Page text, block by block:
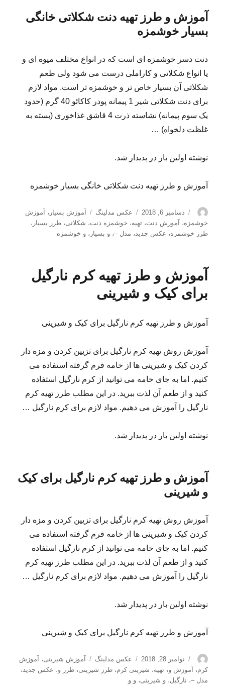
آموزش و طرز تهیه دنت شکلاتی خانگی
بسیار خوشمزه
دنت دسر خوشمزه ای است که در انواع مختلف میوه ای و
یا انواع شکلاتی و کاراملی درست می شود ولی طعم
شکلاتی آن بسیار خاص تر و خوشمزه تر است. مواد لازم
برای دنت شکلاتی شیر 1 پیمانه پودر کاکائو 40 گرم (حدود
یک سوم پیمانه) نشاسته ذرت 4 قاشق غذاخوری (بسته به
غلظت دلخواه) …
نوشته اولین بار در پدیدار شد.
آموزش و طرز تهیه دنت شکلاتی خانگی بسیار خوشمزه
نویسنده
ارسال
شده
در
دسامبر 6, 2018 دسته‌ها
عکس مدلینگ برچسب‌ها
آموزش بسیار ،
آموزش
خوشمزه، آموزش دنت،تهیه، خوشمزه دنت، شکلاتی،طرز بسیار ،
طرز خوشمزه، عکس جدید، مدل –،و بسیار ،و خوشمزه
آموزش و طرز تهیه کرم نارگیل
برای کیک و شیرینی
آموزش و طرز تهیه کرم نارگیل برای کیک و شیرینی
آموزش روش تهیه کرم نارگیل برای تزیین کردن و مزه دار
کردن کیک و شیرینی ها از خامه فرم گرفته استفاده می
کنیم. اما به جای خامه می توانید از کرم نارگیل استفاده
کنید و از طعم آن لذت ببرید. در این مطلب طرز تهیه کرم
نارگیل را آموزش می دهیم. مواد لازم برای کرم نارگیل …
نوشته اولین بار در پدیدار شد.
آموزش و طرز تهیه کرم نارگیل برای کیک
و شیرینی
آموزش روش تهیه کرم نارگیل برای تزیین کردن و مزه دار
کردن کیک و شیرینی ها از خامه فرم گرفته استفاده می
کنیم. اما به جای خامه می توانید از کرم نارگیل استفاده
کنید و از طعم آن لذت ببرید. در این مطلب طرز تهیه کرم
نارگیل را آموزش می دهیم. مواد لازم برای کرم نارگیل …
نوشته اولین بار در پدیدار شد.
آموزش و طرز تهیه کرم نارگیل برای کیک و شیرینی
نویسنده
ارسال
شده
در
نوامبر 28, 2018 دسته‌ها
عکس مدلینگ برچسب‌ها
آموزش شیرینی،
آموزش
کرم، آموزش و،تهیه، شیرینی کرم،طرز شیرینی،طرز و، عکس جدید،
مدل –، نارگیل،و شیرینی،و و